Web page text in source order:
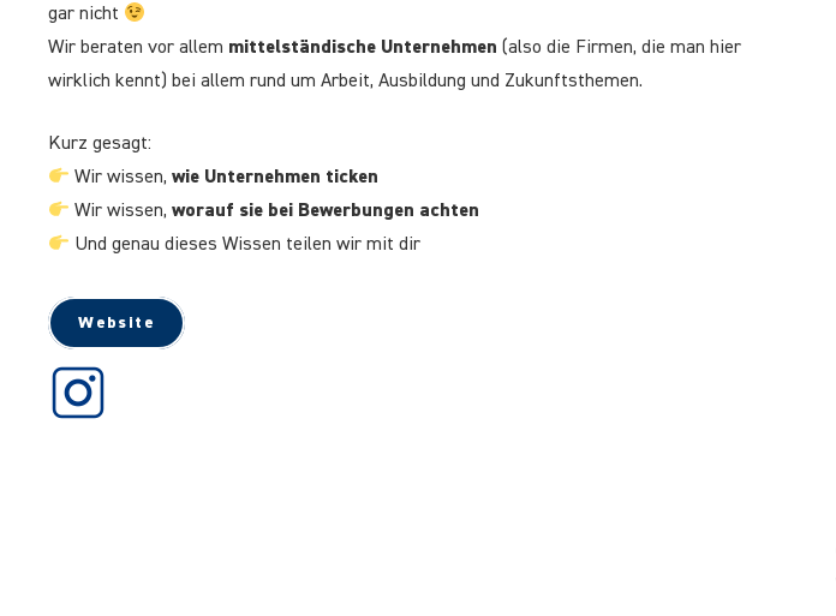
gar nicht
Wir beraten vor allem mittelständische Unternehmen (also die Firmen, die man hier
wirklich kennt) bei allem rund um Arbeit, Ausbildung und Zukunftsthemen.
Kurz gesagt:
Wir wissen,wie Unternehmen ticken
Wir wissen,worauf sie bei Bewerbungen achten
Und genau dieses Wissen teilen wir mit dir
Website